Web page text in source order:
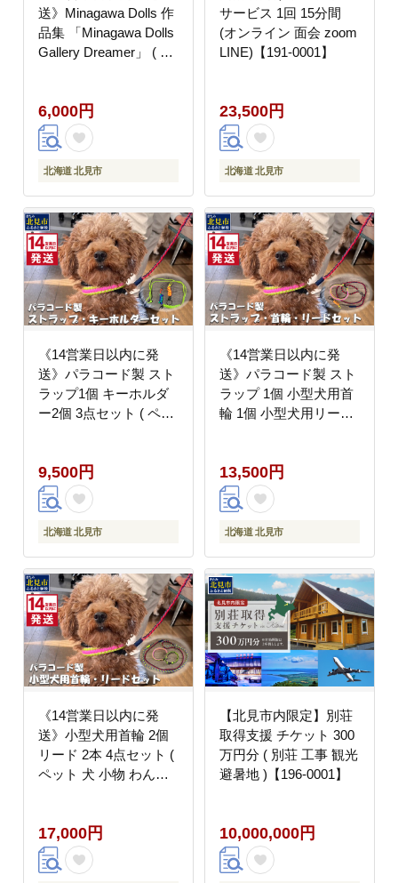
送》Minagawa Dolls 作
品集 「Minagawa Dolls
Gallery Dreamer」 ( 人
6,000円
北海道 北見市
サービス 1回 15分間
(オンライン 面会 zoom
LINE)【191-0001】
23,500円
北海道 北見市
《14営業日以内に発
送》パラコード製 スト
ラップ1個 キーホルダ
ー2個 3点セット ( ペッ
9,500円
北海道 北見市
《14営業日以内に発
送》パラコード製 スト
ラップ 1個 小型犬用首
輪 1個 小型犬用リード
首輪 リード )【195-
0005】
13,500円
北海道 北見市
《14営業日以内に発
送》小型犬用首輪 2個
リード 2本 4点セット (
ペット 犬 小物 わんこ
17,000円
【北見市内限定】別荘
取得支援 チケット 300
万円分 ( 別荘 工事 観光
避暑地 )【196-0001】
10,000,000円